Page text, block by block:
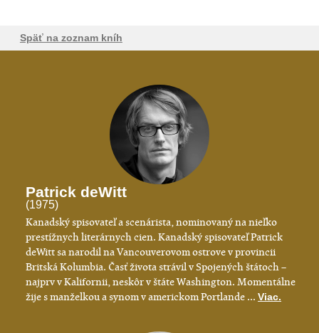
Späť na zoznam kníh
Patrick deWitt
(1975)
Kanadský spisovateľ a scenárista, nominovaný na nieľko
prestížnych literárnych cien. Kanadský spisovateľ Patrick
deWitt sa narodil na Vancouverovom ostrove v provincii
Britská Kolumbia. Časť života strávil v Spojených štátoch –
najprv v Kalifornii, neskôr v štáte Washington. Momentálne
žije s manželkou a synom v americkom Portlande ...Viac.